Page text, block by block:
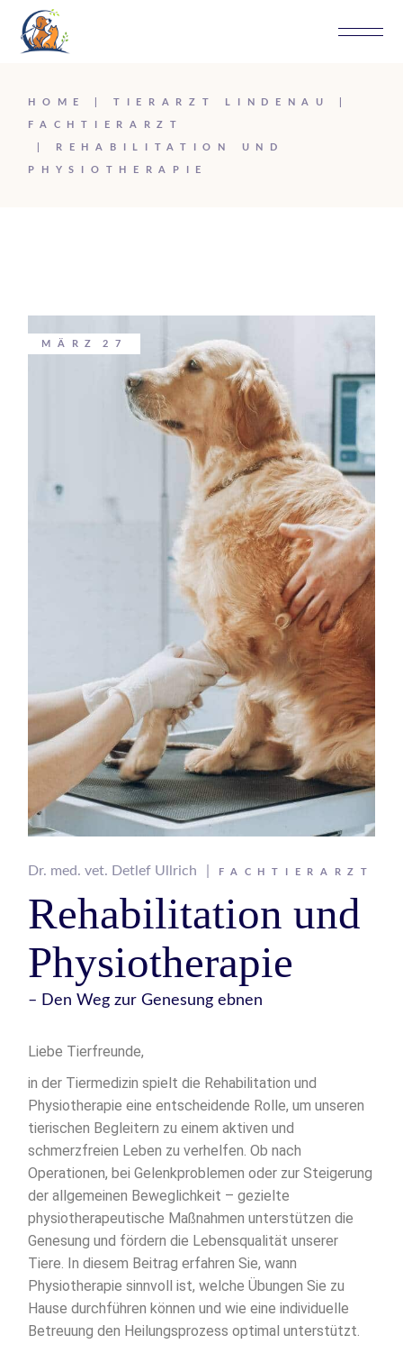
HOME TIERARZT LINDENAU
FACHTIERARZT
REHABILITATION UND
PHYSIOTHERAPIE
MÄRZ 27
Dr. med. vet. Detlef Ullrich FACHTIERARZT
Rehabilitation und
Physiotherapie
– Den Weg zur Genesung ebnen
Liebe Tierfreunde,
in der Tiermedizin spielt die Rehabilitation und
Physiotherapie eine entscheidende Rolle, um unseren
tierischen Begleitern zu einem aktiven und
schmerzfreien Leben zu verhelfen. Ob nach
Operationen, bei Gelenkproblemen oder zur Steigerung
der allgemeinen Beweglichkeit – gezielte
physiotherapeutische Maßnahmen unterstützen die
Genesung und fördern die Lebensqualität unserer
Tiere. In diesem Beitrag erfahren Sie, wann
Physiotherapie sinnvoll ist, welche Übungen Sie zu
Hause durchführen können und wie eine individuelle
Betreuung den Heilungsprozess optimal unterstützt.